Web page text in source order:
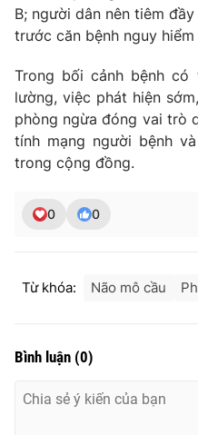
THỜI BÁO VTV
Theo dõi báo trên
Giấy phép hoạt động báo in
cấp ngày 29/12/2023
Phó Tổng Biên tập:
Nguyễn Trọng Ninh
Tổng đài VTV:024.38 355
B; người dân nên tiêm
trước căn bệnh nguy hiểm
Trong bối cảnh bệnh có
lường, việc phát hiện
phòng ngừa đóng vai trò
tính mạng người bệnh
trong cộng đồng.
0 0
Từ khóa: Não mô cầu
Bình luận (0)